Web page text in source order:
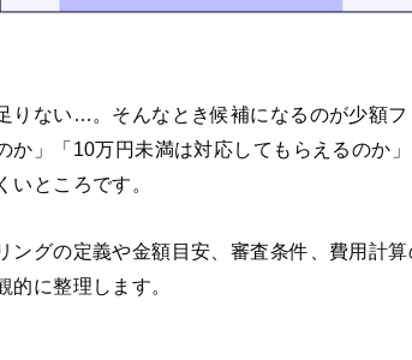
りない…。そんなとき候補になるのが少額
か」「10万円未満は対応してもらえるのか
いところです。
ングの定義や金額目安、審査条件、費用計
に整理します。